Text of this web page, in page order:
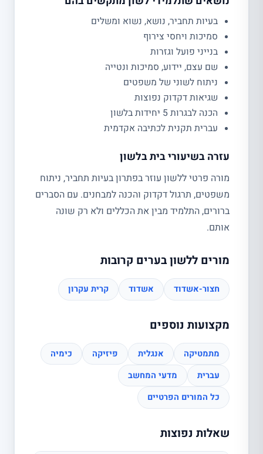
בעיות תחביר, נושא, נשוא ומשלים
סמיכות ויחסי צירוף
בנייני פועל וגזרות
שם עצם, יידוע, סמיכות ונטייה
ניתוח לשוני של משפטים
שגיאות דקדוק נפוצות
הכנה לבגרות 5 יחידות בלשון
עברית תקנית לכתיבה אקדמית
עזרה בשיעורי בית בלשון
מורה פרטי ללשון עוזר בפתרון בעיות תחביר, ניתוח
משפטים, תרגול דקדוק והכנה למבחנים. עם הסברים
ברורים, התלמיד מבין את הכללים ולא רק שונה
אותם.
מורים ללשון בערים קרובות
חצור-אשדוד אשדוד קרית עקרון
מקצועות נוספים
מתמטיקה אנגלית פיזיקה
כימיה
עברית
מדעי המחשב
כל המורים הפרטיים
שאלות נפוצות